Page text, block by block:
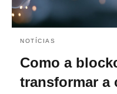
NOTÍCIAS
Como a
transformar a